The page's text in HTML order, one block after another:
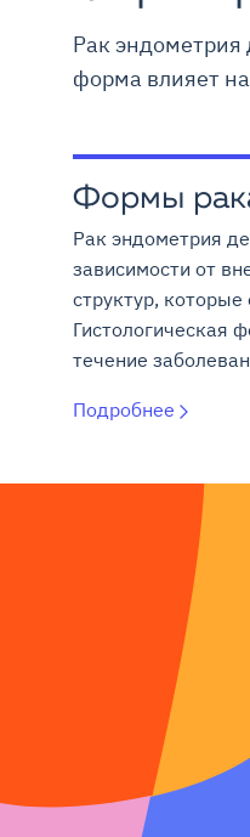
Рак эндометрия
форма влияет
Формы
Рак эндометрия
зависимости от
структур,
Гистологическая
течение
Подробнее